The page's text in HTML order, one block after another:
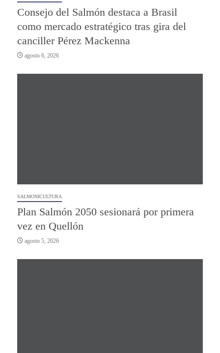
Consejo del Salmón destaca a Brasil
como mercado estratégico tras gira del
canciller Pérez Mackenna
agosto 6, 2026
SALMONICULTURA
Plan Salmón 2050 sesionará por primera
vez en Quellón
agosto 5, 2026